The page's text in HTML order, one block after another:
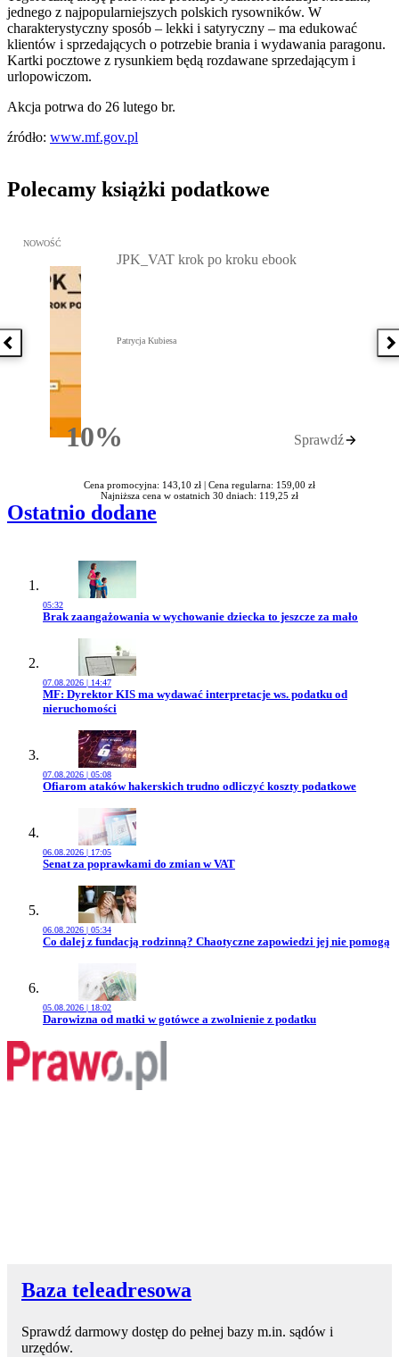
jednego z najpopularniejszych polskich rysowników. W
charakterystyczny sposób – lekki i satyryczny – ma edukować
klientów i sprzedających o potrzebie brania i wydawania paragonu.
Kartki pocztowe z rysunkiem będą rozdawane sprzedającym i
urlopowiczom.
Akcja potrwa do 26 lutego br.
źródło: www.mf.gov.pl
Polecamy książki podatkowe
Poprzednia książka
Przejdź do: JPK_VAT krok po kroku ebook, Patrycja Kubiesa -
NOWOŚĆ
10%Rabatu
JPK_VAT krok po kroku ebook
Patrycja Kubiesa
Sprawdź
Cena promocyjna: 143,10 zł | Cena regularna: 159,00 zł
Najniższa cena w ostatnich 30 dniach: 119,25 zł
Ostatnio dodane
05:32
Przejdź do artykułu:
Brak zaangażowania w wychowanie dziecka to jeszcze za mało
07.08.2026 | 14:47
Przejdź do artykułu:
MF: Dyrektor KIS ma wydawać interpretacje ws. podatku od
nieruchomości
07.08.2026 | 05:08
Przejdź do artykułu:
Ofiarom ataków hakerskich trudno odliczyć koszty podatkowe
06.08.2026 | 17:05
Przejdź do artykułu:
Senat za poprawkami do zmian w VAT
06.08.2026 | 05:34
Przejdź do artykułu:
Co dalej z fundacją rodzinną? Chaotyczne zapowiedzi jej nie pomogą
05.08.2026 | 18:02
Przejdź do artykułu:
Darowizna od matki w gotówce a zwolnienie z podatku
Baza teleadresowa
Sprawdź darmowy dostęp do pełnej bazy m.in. sądów i
urzędów.